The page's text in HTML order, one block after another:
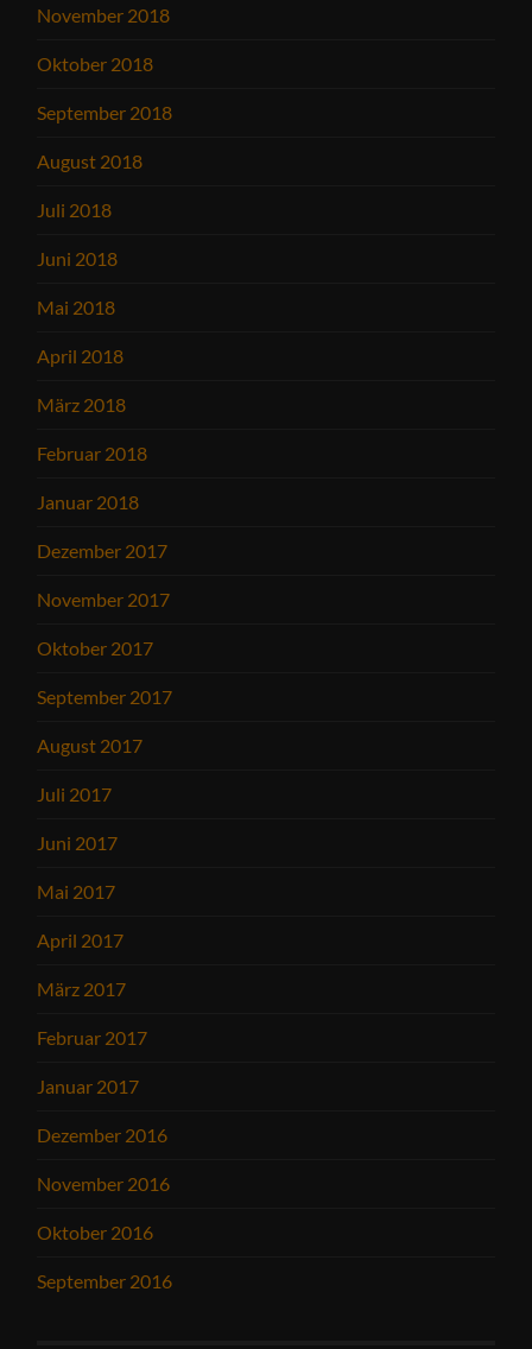
November 2018
Oktober 2018
September 2018
August 2018
Juli 2018
Juni 2018
Mai 2018
April 2018
März 2018
Februar 2018
Januar 2018
Dezember 2017
November 2017
Oktober 2017
September 2017
August 2017
Juli 2017
Juni 2017
Mai 2017
April 2017
März 2017
Februar 2017
Januar 2017
Dezember 2016
November 2016
Oktober 2016
September 2016